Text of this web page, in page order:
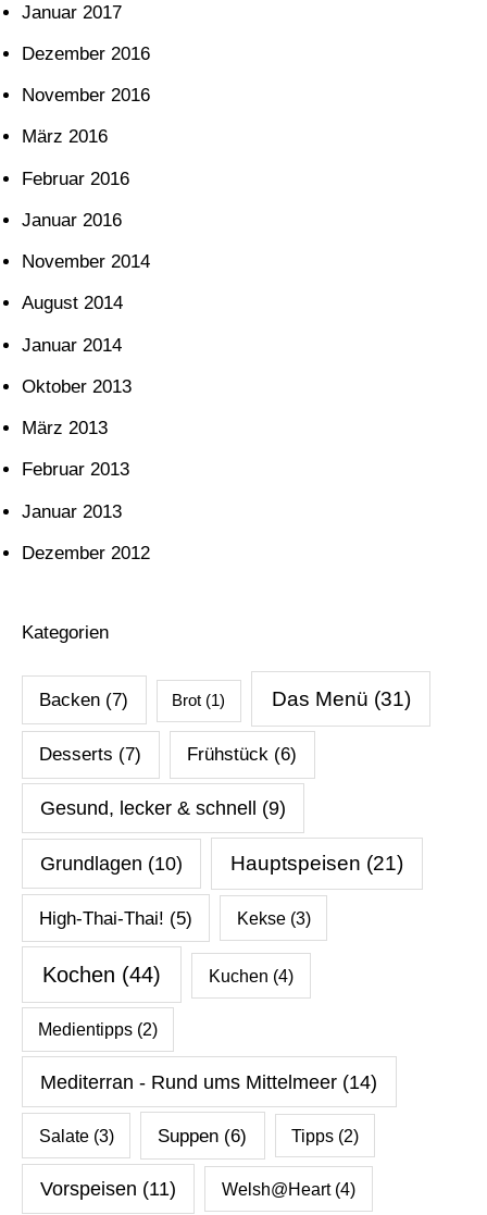
Januar 2017
Dezember 2016
November 2016
März 2016
Februar 2016
Januar 2016
November 2014
August 2014
Januar 2014
Oktober 2013
März 2013
Februar 2013
Januar 2013
Dezember 2012
Kategorien
Backen (7) Brot (1) Das Menü (31)
Desserts (7) Frühstück (6)
Gesund, lecker & schnell (9)
Grundlagen (10) Hauptspeisen (21)
High-Thai-Thai! (5) Kekse(3)
Kochen (44) Kuchen (4)
Medientipps (2)
Mediterran - Rund ums Mittelmeer (14)
Salate(3) Suppen (6) Tipps(2)
Vorspeisen (11) Welsh@Heart(4)